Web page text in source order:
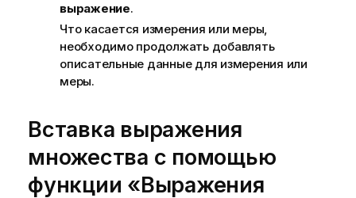
выражение.
Что касается измерения или меры,
необходимо продолжать добавлять
описательные данные для измерения или
меры.
Вставка выражения
множества с помощью
функции «Выражения